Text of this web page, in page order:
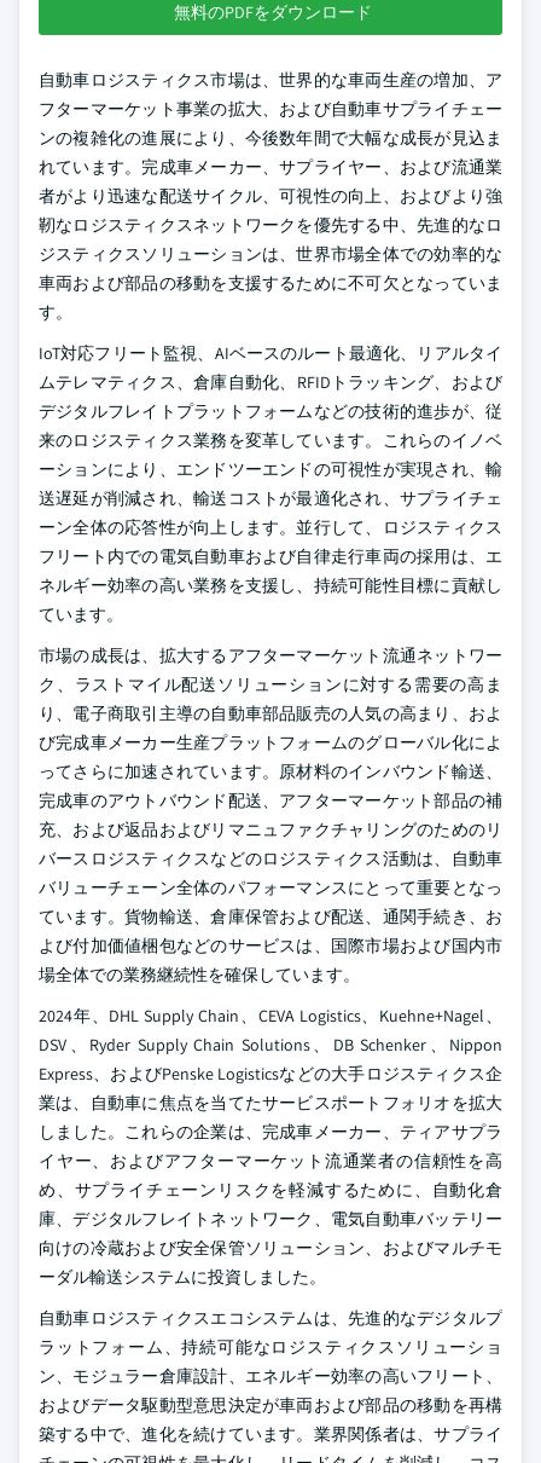
無料のPDFをダウンロード
自動車ロジスティクス市場は、世界的な車両生産の増加、ア
フターマーケット事業の拡大、および自動車サプライチェー
ンの複雑化の進展により、今後数年間で大幅な成長が見込ま
れています。完成車メーカー、サプライヤー、および流通業
者がより迅速な配送サイクル、可視性の向上、およびより強
靭なロジスティクスネットワークを優先する中、先進的なロ
ジスティクスソリューションは、世界市場全体での効率的な
車両および部品の移動を支援するために不可欠となっていま
す。
IoT対応フリート監視、AIベースのルート最適化、リアルタイ
ムテレマティクス、倉庫自動化、RFIDトラッキング、および
デジタルフレイトプラットフォームなどの技術的進歩が、従
来のロジスティクス業務を変革しています。これらのイノベ
ーションにより、エンドツーエンドの可視性が実現され、輸
送遅延が削減され、輸送コストが最適化され、サプライチェ
ーン全体の応答性が向上します。並行して、ロジスティクス
フリート内での電気自動車および自律走行車両の採用は、エ
ネルギー効率の高い業務を支援し、持続可能性目標に貢献し
ています。
市場の成長は、拡大するアフターマーケット流通ネットワー
ク、ラストマイル配送ソリューションに対する需要の高ま
り、電子商取引主導の自動車部品販売の人気の高まり、およ
び完成車メーカー生産プラットフォームのグローバル化によ
ってさらに加速されています。原材料のインバウンド輸送、
完成車のアウトバウンド配送、アフターマーケット部品の補
充、および返品およびリマニュファクチャリングのためのリ
バースロジスティクスなどのロジスティクス活動は、自動車
バリューチェーン全体のパフォーマンスにとって重要となっ
ています。貨物輸送、倉庫保管および配送、通関手続き、お
よび付加価値梱包などのサービスは、国際市場および国内市
場全体での業務継続性を確保しています。
2024年、DHL Supply Chain、CEVA Logistics、Kuehne+Nagel、
DSV、Ryder Supply Chain Solutions、DB Schenker、Nippon
Express、およびPenske Logisticsなどの大手ロジスティクス企
業は、自動車に焦点を当てたサービスポートフォリオを拡大
しました。これらの企業は、完成車メーカー、ティアサプラ
イヤー、およびアフターマーケット流通業者の信頼性を高
め、サプライチェーンリスクを軽減するために、自動化倉
庫、デジタルフレイトネットワーク、電気自動車バッテリー
向けの冷蔵および安全保管ソリューション、およびマルチモ
ーダル輸送システムに投資しました。
自動車ロジスティクスエコシステムは、先進的なデジタルプ
ラットフォーム、持続可能なロジスティクスソリューショ
ン、モジュラー倉庫設計、エネルギー効率の高いフリート、
およびデータ駆動型意思決定が車両および部品の移動を再構
築する中で、進化を続けています。業界関係者は、サプライ